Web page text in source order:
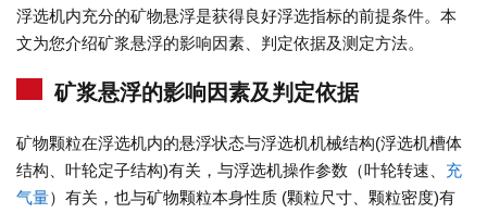
浮选机内充分的矿物悬浮是获得良好浮选指标的前提条件。本
文为您介绍矿浆悬浮的影响因素、判定依据及测定方法。
矿浆悬浮的影响因素及判定依据
矿物颗粒在浮选机内的悬浮状态与浮选机机械结构(浮选机槽体
结构、叶轮定子结构)有关，与浮选机操作参数（叶轮转速、 充
气量）有关，也与矿物颗粒本身性质 (颗粒尺寸、颗粒密度)有